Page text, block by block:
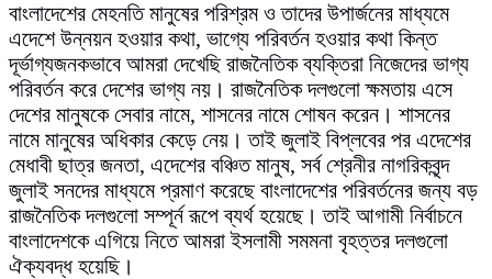
বাংলাদেশের মেহনতি মানুষের পরিশ্রম ও তাদের উপার্জনের মাধ্যমে
এদেশে উন্নয়ন হওয়ার কথা, ভাগ্যে পরিবর্তন হওয়ার কথা কিন্ত
দূর্ভাগ্যজনকভাবে আমরা দেখেছি রাজনৈতিক ব্যক্তিরা নিজেদের ভাগ্য
পরিবর্তন করে দেশের ভাগ্য নয়। রাজনৈতিক দলগুলো ক্ষমতায় এসে
দেশের মানুষকে সেবার নামে, শাসনের নামে শোষন করেন। শাসনের
নামে মানুষের অধিকার কেড়ে নেয়। তাই জুলাই বিপ্লবের পর এদেশের
মেধাবী ছাত্র জনতা, এদেশের বঞ্চিত মানুষ, সর্ব শ্রেনীর নাগরিকবৃন্দ
জুলাই সনদের মাধ্যমে প্রমাণ করেছে বাংলাদেশের পরিবর্তনের জন্য বড়
রাজনৈতিক দলগুলো সম্পূর্ন রূপে ব্যর্থ হয়েছে। তাই আগামী নির্বাচনে
বাংলাদেশকে এগিয়ে নিতে আমরা ইসলামী সমমনা বৃহত্তর দলগুলো
ঐক্যবদ্ধ হয়েছি।